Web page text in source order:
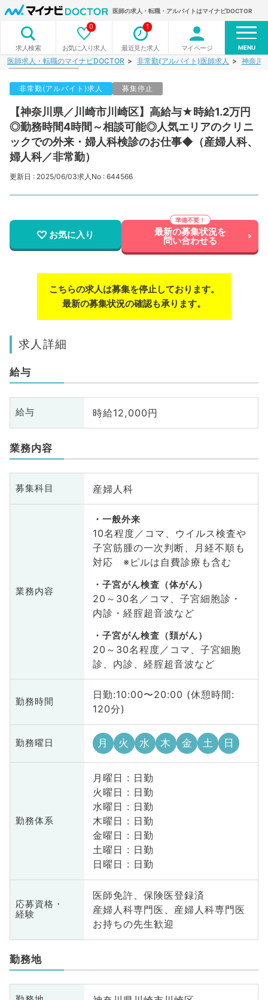
医師の求人・転職・アルバイトはマイナビDOCTOR
求人検索 お気に入り求人
0
最近見た求人
1
マイページ MENU
医師求人・転職のマイナビDOCTOR 非常勤(アルバイト)医師求人 神奈川
非常勤(アルバイト)求人 募集停止
【神奈川県／川崎市川崎区】高給与★時給1.2万円
◎勤務時間4時間～相談可能◎人気エリアのクリニ
ックでの外来・婦人科検診のお仕事◆（産婦人科、
婦人科／非常勤）
更新日 : 2025/06/03求人No : 644566
お気に入り 最新の募集状況を
問い合わせる
こちらの求人は募集を停止しております。
最新の募集状況の確認も承ります。
求人詳細
給与
給与 時給12,000円
業務内容
募集科目 産婦人科
業務内容
一般外来
10名程度／コマ、ウイルス検査や
子宮筋腫の一次判断、月経不順も
対応 ※ピルは自費診療も含む
子宮がん検査（体がん）
20～30名／コマ、子宮細胞診・
内診・経腟超音波など
子宮がん検査（頚がん）
20～30名程度／コマ、子宮細胞
診、内診、経腟超音波など
勤務時間
日勤:10:00〜20:00 (休憩時間:
120分)
勤務曜日 月 火 水 木 金 土 日
勤務体系
月曜日 : 日勤
火曜日 : 日勤
水曜日 : 日勤
木曜日 : 日勤
金曜日 : 日勤
土曜日 : 日勤
日曜日 : 日勤
応募資格・
経験
医師免許、保険医登録済
産婦人科専門医、産婦人科専門医
お持ちの先生歓迎
勤務地